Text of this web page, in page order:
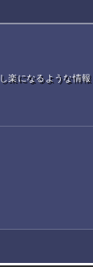
楽になるような情報